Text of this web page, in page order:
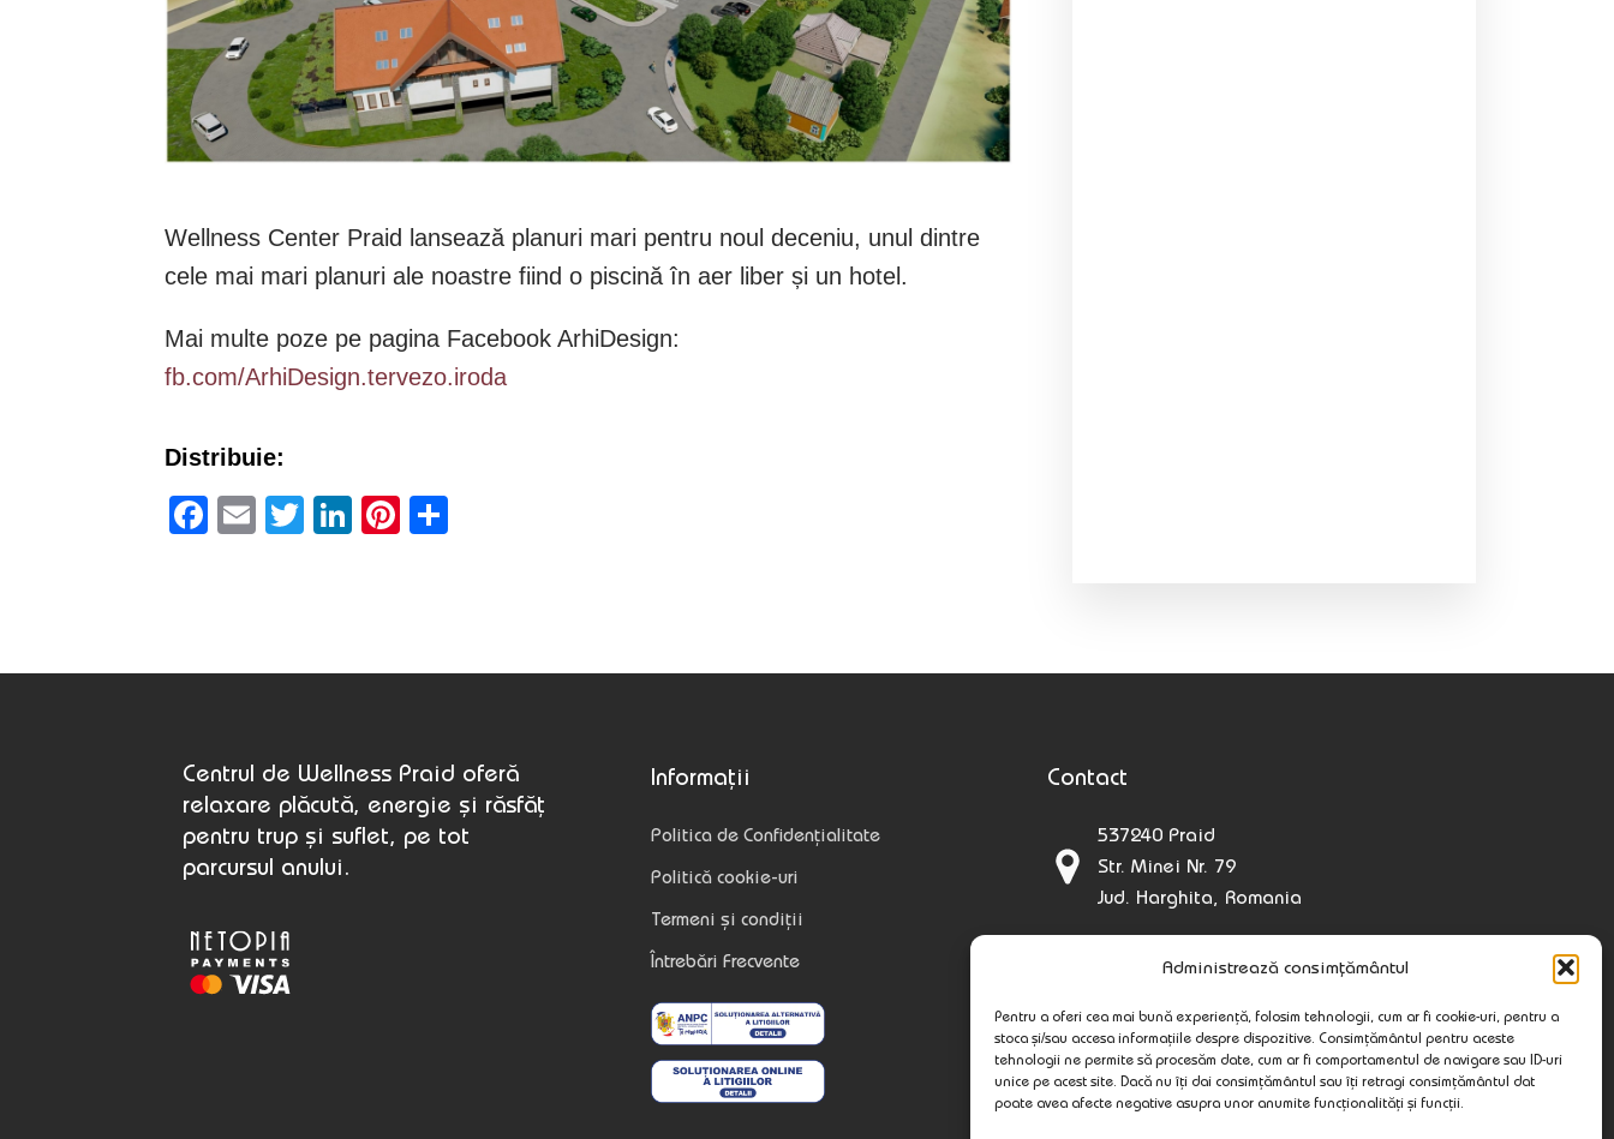
Administrează consimțământul
Pentru a oferi cea mai bună experiență, folosim tehnologii, cum ar fi cookie-uri, pentru a
stoca și/sau accesa informațiile despre dispozitive. Consimțământul pentru aceste
tehnologii ne permite să procesăm date, cum ar fi comportamentul de navigare sau ID-uri
unice pe acest site. Dacă nu îți dai consimțământul sau îți retragi consimțământul dat
poate avea afecte negative asupra unor anumite funcționalități și funcții.
Wellness Center Praid lansează planuri mari pentru noul deceniu, unul dintre
cele mai mari planuri ale noastre fiind o piscină în aer liber și un hotel.
Mai multe poze pe pagina Facebook ArhiDesign:
fb.com/ArhiDesign.tervezo.iroda
Distribuie:
Facebook
EmailTwitterLinkedIn
Pinterest
Centrul de Wellness Praid oferă
relaxare plăcută, energie și răsfăț
pentru trup și suflet, pe tot
parcursul anului.
Informații
Politica de Confidențialitate
Politică cookie-uri
Termeni și condiții
Întrebări Frecvente
Contact
537240 Praid
Str. Minei Nr. 79
Jud. Harghita, Romania
+40 722 408 777